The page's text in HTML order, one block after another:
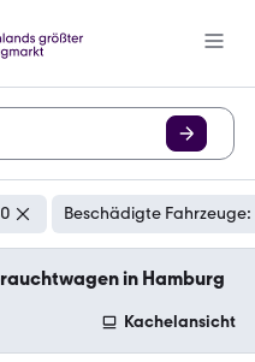
Beschädigte
in Hamburg
Kachelansicht